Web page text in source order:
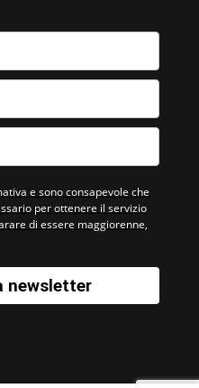
e sono consapevole che
per ottenere il servizio
di essere maggiorenne,
newsletter